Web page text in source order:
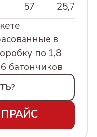
8
-
57
25,7
в
по 1,8
батончиков